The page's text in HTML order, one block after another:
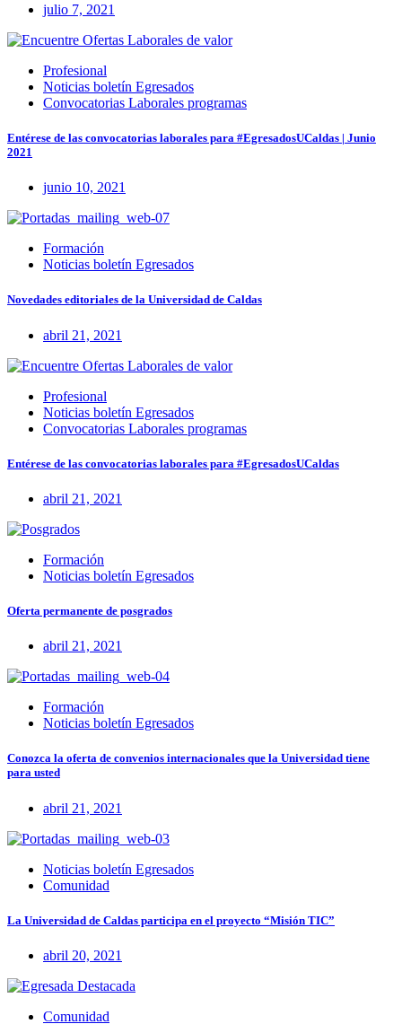
julio 7, 2021
Profesional
Noticias boletín Egresados
Convocatorias Laborales programas
Entérese de las convocatorias laborales para #EgresadosUCaldas | Junio
2021
junio 10, 2021
Formación
Noticias boletín Egresados
Novedades editoriales de la Universidad de Caldas
abril 21, 2021
Profesional
Noticias boletín Egresados
Convocatorias Laborales programas
Entérese de las convocatorias laborales para #EgresadosUCaldas
abril 21, 2021
Formación
Noticias boletín Egresados
Oferta permanente de posgrados
abril 21, 2021
Formación
Noticias boletín Egresados
Conozca la oferta de convenios internacionales que la Universidad tiene
para usted
abril 21, 2021
Noticias boletín Egresados
Comunidad
La Universidad de Caldas participa en el proyecto “Misión TIC”
abril 20, 2021
Comunidad